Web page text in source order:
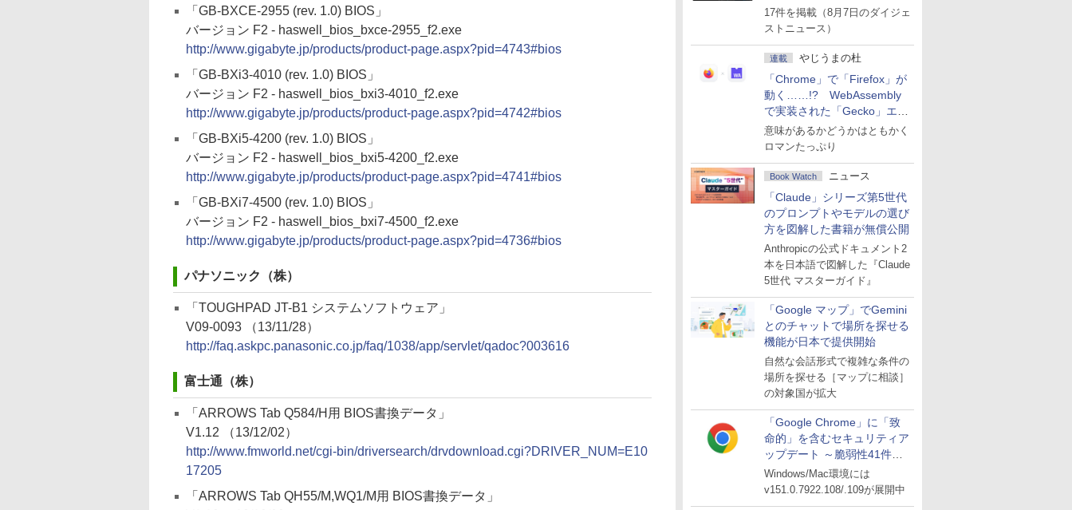
か
17件を掲載（8月7日のダイジェ
ストニュース）
連載 やじうまの杜
「Chrome」で「Firefox」が
動く……!? WebAssembly
で実装された「Gecko」エン
ジン
意味があるかどうかはともかく
ロマンたっぷり
Book Watch ニュース
「Claude」シリーズ第5世代
のプロンプトやモデルの選び
方を図解した書籍が無償公開
Anthropicの公式ドキュメント2
本を日本語で図解した『Claude
5世代 マスターガイド』
「Google マップ」でGemini
とのチャットで場所を探せる
機能が日本で提供開始
自然な会話形式で複雑な条件の
場所を探せる［マップに相談］
の対象国が拡大
「Google Chrome」に「致
命的」を含むセキュリティア
ップデート ～脆弱性41件に
対処
Windows/Mac環境には
v151.0.7922.108/.109が展開中
「GB-BXCE-2955 (rev. 1.0) BIOS」
バージョン F2 - haswell_bios_bxce-2955_f2.exe
http://www.gigabyte.jp/products/product-page.aspx?pid=4743#bios
「GB-BXi3-4010 (rev. 1.0) BIOS」
バージョン F2 - haswell_bios_bxi3-4010_f2.exe
http://www.gigabyte.jp/products/product-page.aspx?pid=4742#bios
「GB-BXi5-4200 (rev. 1.0) BIOS」
バージョン F2 - haswell_bios_bxi5-4200_f2.exe
http://www.gigabyte.jp/products/product-page.aspx?pid=4741#bios
「GB-BXi7-4500 (rev. 1.0) BIOS」
バージョン F2 - haswell_bios_bxi7-4500_f2.exe
http://www.gigabyte.jp/products/product-page.aspx?pid=4736#bios
パナソニック（株）
「TOUGHPAD JT-B1 システムソフトウェア」
V09-0093 （13/11/28）
http://faq.askpc.panasonic.co.jp/faq/1038/app/servlet/qadoc?003616
富士通（株）
「ARROWS Tab Q584/H用 BIOS書換データ」
V1.12 （13/12/02）
http://www.fmworld.net/cgi-bin/driversearch/drvdownload.cgi?DRIVER_NUM=E10
17205
「ARROWS Tab QH55/M,WQ1/M用 BIOS書換データ」